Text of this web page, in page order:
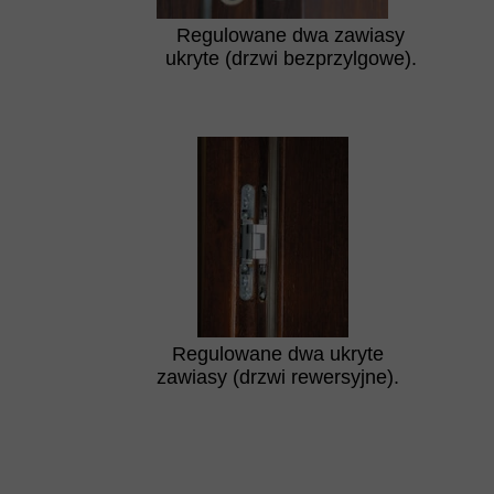
Regulowane dwa ukryte
zawiasy (drzwi rewersyjne).
Regulowane dwa zawiasy
ukryte (drzwi bezprzylgowe).